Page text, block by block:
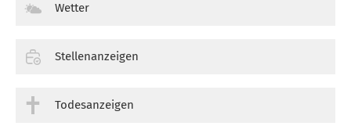
Wetter
Stellenanzeigen
Todesanzeigen